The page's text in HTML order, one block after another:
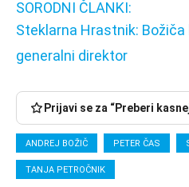
SORODNI ČLANKI:
Steklarna Hrastnik:
generalni direktor
Prijavi se za “Preberi
ANDREJ BOŽIČ PETER ČAS
TANJA PETROČNIK